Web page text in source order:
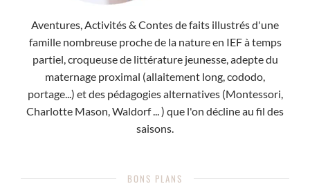
Aventures, Activités & Contes de faits illustrés d'une
famille nombreuse proche de la nature en IEF à temps
partiel, croqueuse de littérature jeunesse, adepte du
maternage proximal (allaitement long, cododo,
portage...) et des pédagogies alternatives (Montessori,
Charlotte Mason, Waldorf ... ) que l'on décline au fil des
saisons.
BONS PLANS